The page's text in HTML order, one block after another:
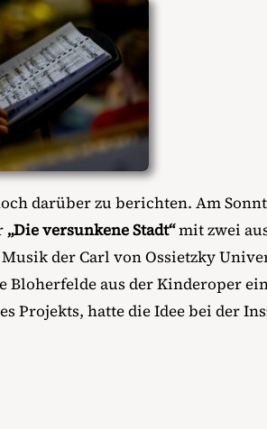
darüber zu berichten. Am
„Die versunkene Stadt“mit zwei
der Carl von Ossietzky
Bloherfelde aus der Kinderoper
Projekts, hatte die Idee bei der